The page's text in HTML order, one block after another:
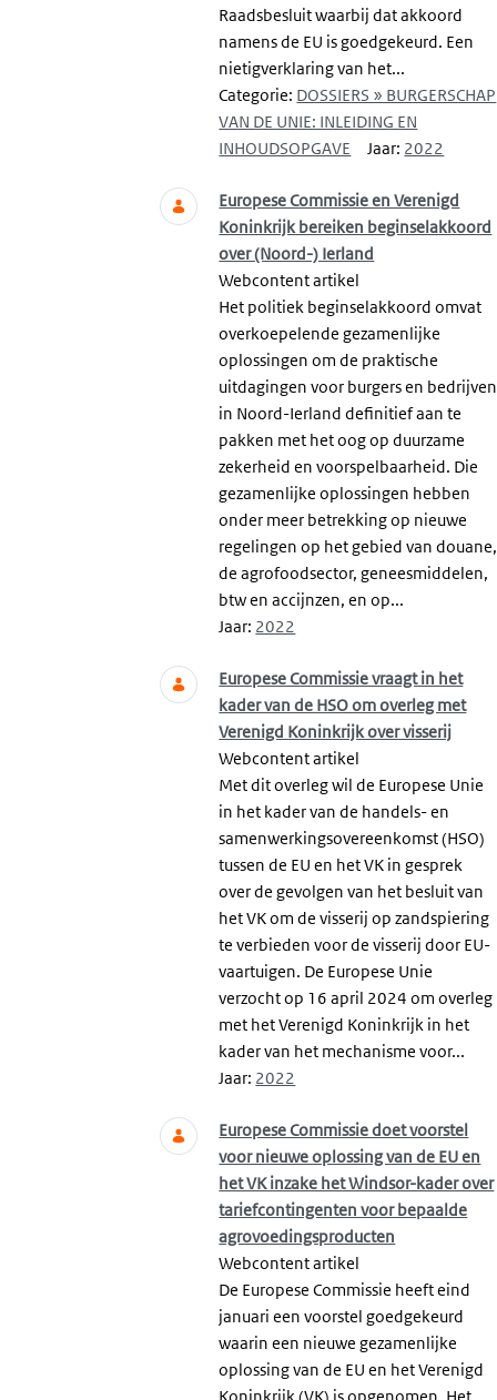
Raadsbesluit waarbij dat akkoord
namens de EU is goedgekeurd. Een
nietigverklaring van het...
Categorie: DOSSIERS » BURGERSCHAP
VAN DE UNIE: INLEIDING EN
INHOUDSOPGAVE
Jaar: 2022
Europese Commissie en Verenigd
Koninkrijk bereiken beginselakkoord
over (Noord-) Ierland
Webcontent artikel
Het politiek beginselakkoord omvat
overkoepelende gezamenlijke
oplossingen om de praktische
uitdagingen voor burgers en bedrijven
in Noord-Ierland definitief aan te
pakken met het oog op duurzame
zekerheid en voorspelbaarheid. Die
gezamenlijke oplossingen hebben
onder meer betrekking op nieuwe
regelingen op het gebied van douane,
de agrofoodsector, geneesmiddelen,
btw en accijnzen, en op...
Jaar: 2022
Europese Commissie vraagt in het
kader van de HSO om overleg met
Verenigd Koninkrijk over visserij
Webcontent artikel
Met dit overleg wil de Europese Unie
in het kader van de handels- en
samenwerkingsovereenkomst (HSO)
tussen de EU en het VK in gesprek
over de gevolgen van het besluit van
het VK om de visserij op zandspiering
te verbieden voor de visserij door EU-
vaartuigen. De Europese Unie
verzocht op 16 april 2024 om overleg
met het Verenigd Koninkrijk in het
kader van het mechanisme voor...
Jaar: 2022
Europese Commissie doet voorstel
voor nieuwe oplossing van de EU en
het VK inzake het Windsor-kader over
tariefcontingenten voor bepaalde
agrovoedingsproducten
Webcontent artikel
De Europese Commissie heeft eind
januari een voorstel goedgekeurd
waarin een nieuwe gezamenlijke
oplossing van de EU en het Verenigd